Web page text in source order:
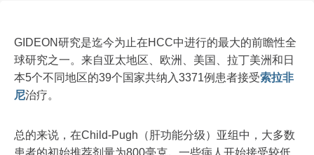
GIDEON研究是迄今为止在HCC中进行的最大的前瞻性全
球研究之一。来自亚太地区、欧洲、美国、拉丁美洲和日
本5个不同地区的39个国家共纳入3371例患者接受索拉非
尼治疗。
总的来说，在Child-Pugh（肝功能分级）亚组中，大多数
患者的初始推荐剂量为800毫克。一些病人开始接受较低